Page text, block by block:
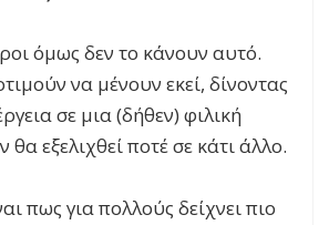
όμως δεν το κάνουν αυτό.
να μένουν εκεί, δίνοντας
σε μια (δήθεν) φιλική
εξελιχθεί ποτέ σε κάτι άλλο.
πως για πολλούς δείχνει πιο